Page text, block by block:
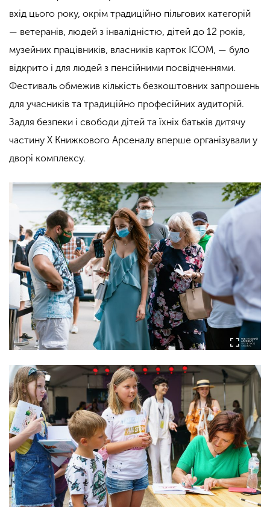
вхід цього року, окрім традиційно пільгових категорій
— ветеранів, людей з інвалідністю, дітей до 12 років,
музейних працівників, власників карток ІСОМ, — було
відкрито і для людей з пенсійними посвідченнями.
Фестиваль обмежив кількість безкоштовних запрошень
для учасників та традиційно професійних аудиторій.
Задля безпеки і свободи дітей та їхніх батьків дитячу
частину Х Книжкового Арсеналу вперше організували у
дворі комплексу.